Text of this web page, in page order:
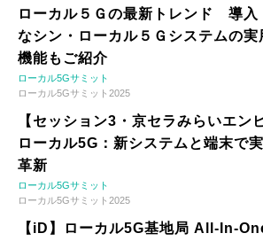
ローカル５Ｇの最新トレンド 導入
なシン・ローカル５Ｇシステムの
機能もご紹介
ローカル5Gサミット
ローカル5Gサミット2025
【セッション3・京セラみらいエン
ローカル5G：新システムと端末で
革新
ローカル5Gサミット
ローカル5Gサミット2025
【iD】ローカル5G基地局 All-In-